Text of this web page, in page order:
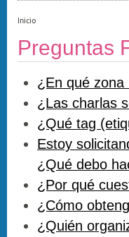
Inicio
Preguntas
¿En qué
¿Las charlas
¿Qué tag
Estoy
¿Qué debo
¿Por qué
¿Cómo
¿Quién